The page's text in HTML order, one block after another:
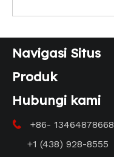
Navigasi Situs
Produk
Hubungi kami

+86- 13464878668
+1 (438) 928-8555